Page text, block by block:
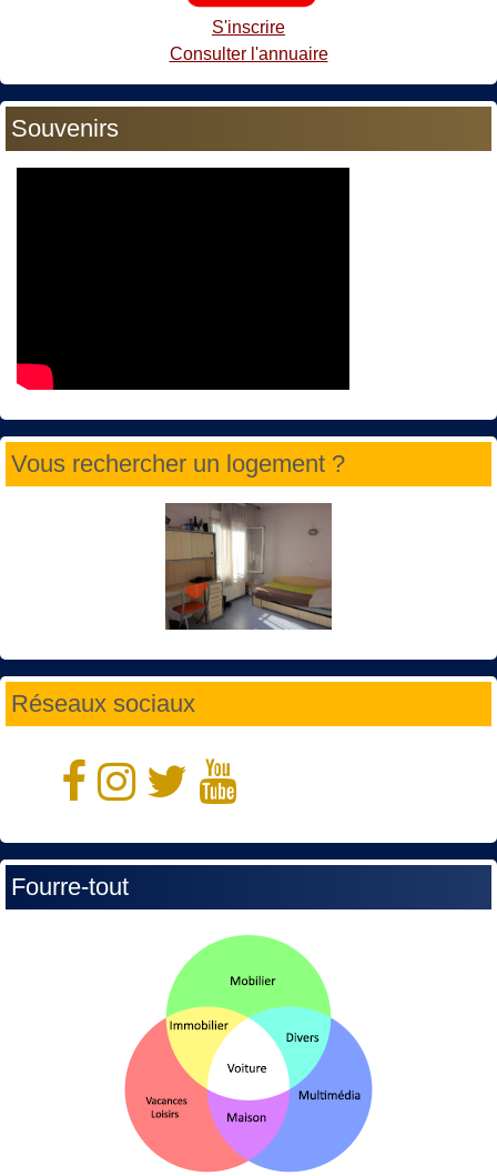
S'inscrire
Consulter l'annuaire
Souvenirs
Vous rechercher un logement ?
Réseaux sociaux
Fourre-tout